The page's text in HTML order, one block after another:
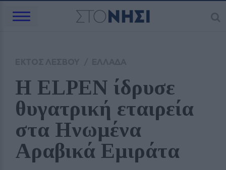
Η ELPEN ίδρυσε
θυγατρική εταιρεία
στα Ηνωμένα
Αραβικά Εμιράτα